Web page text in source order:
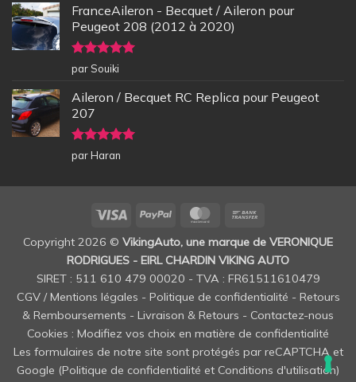
FranceAileron - Becquet / Aileron pour
Peugeot 208 (2012 à 2020)
Note5sur
5
par Souiki
Aileron / Becquet RC Replica pour Peugeot
207
Note5sur
5
par Haran
Visa PayPal MasterCard
Copyright 2026 © VikingAuto, une marque de VERONIQUE
RODRIGUES - EIRL CHARDIN VIKING AUTO
SIRET : 511 610 479 00020 - TVA : FR61511610479
CGV / Mentions légales - Politique de confidentialité - Retours
& Remboursements - Livraison & Retours - Contactez-nous
Cookies : Modifiez vos choix en matière de confidentialité
Les formulaires de notre site sont protégés par reCAPTCHA et
Google (Politique de confidentialité et Conditions d'utilisation)